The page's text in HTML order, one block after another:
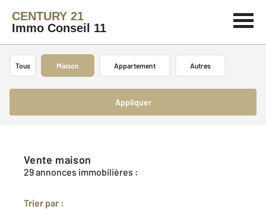
CENTURY 21
Immo Conseil 11
Tous Maison Appartement Autres
Appliquer
Vente maison
29 annonces immobilières :
Trier par :